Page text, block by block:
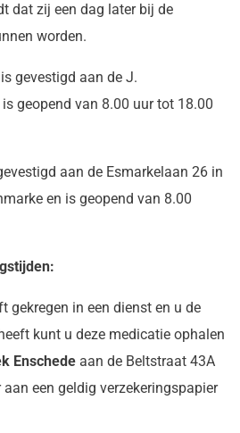
dat zij een dag later bij de
worden.
is gevestigd aan de J.
geopend van 8.00 uur tot 18.00
aan de Esmarkelaan 26 in
en is geopend van 8.00
gekregen in een dienst en u de
kunt u deze medicatie ophalen
Enschede aan de Beltstraat 43A
aan een geldig verzekeringspapier